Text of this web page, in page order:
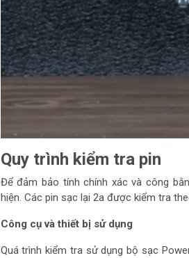
Quy trình kiểm tra pin
Để đảm bảo tính chính xác và công
hiện. Các pin sạc lại 2a được kiểm tra
Công cụ và thiết bị sử dụng
Quá trình kiểm tra sử dụng bộ sạc